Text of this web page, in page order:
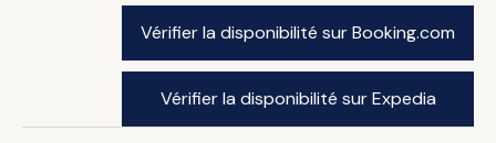
Vérifier la disponibilité sur Booking.com
Vérifier la disponibilité sur Expedia